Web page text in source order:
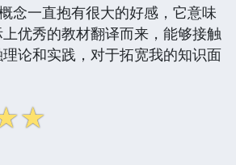
念一直抱有很大的好感，它意味
优秀的教材翻译而来，能够接触
论和实践，对于拓宽我的知识面
☆